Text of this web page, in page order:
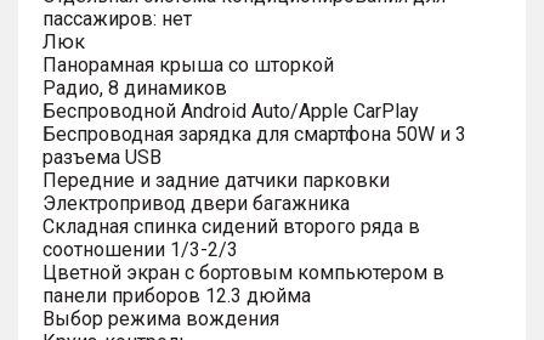
пассажиров: нет
Люк
Панорамная крыша со шторкой
Радио, 8 динамиков
Беспроводной Android Auto/Apple CarPlay
Беспроводная зарядка для смартфона 50W и 3
разъема USB
Передние и задние датчики парковки
Электропривод двери багажника
Складная спинка сидений второго ряда в
соотношении 1/3-2/3
Цветной экран с бортовым компьютером в
панели приборов 12.3 дюйма
Выбор режима вождения